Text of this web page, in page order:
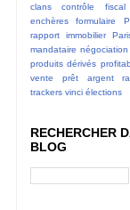
clans
contrôle fiscal
enchères
formulaire
rapport
immobilier
mandataire négociation
produits dérivés
vente
prêt argent
trackers vinci élections
RECHERCHER
BLOG